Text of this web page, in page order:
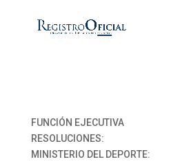
FUNCIÓN EJECUTIVA
RESOLUCIONES:
MINISTERIO DEL DEPORTE: